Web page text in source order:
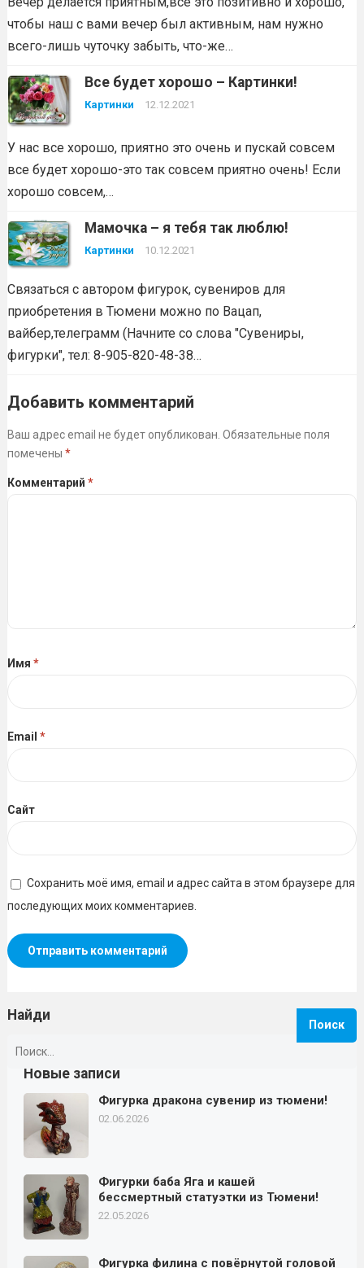
чтобы наш с вами вечер был активным, нам нужно
всего-лишь чуточку забыть, что-же…
Все будет хорошо – Картинки!
Картинки 12.12.2021
У нас все хорошо, приятно это очень и пускай совсем
все будет хорошо-это так совсем приятно очень! Если
хорошо совсем,…
Мамочка – я тебя так люблю!
Картинки 10.12.2021
Связаться с автором фигурок, сувениров для
приобретения в Тюмени можно по Вацап,
вайбер,телеграмм (Начните со слова "Сувениры,
фигурки", тел: 8-905-820-48-38…
Добавить комментарий
Ваш адрес email не будет опубликован. Обязательные поля
помечены *
Комментарий *
Имя *
Email *
Сайт
Сохранить моё имя, email и адрес сайта в этом браузере для
последующих моих комментариев.
Найди
Новые записи
Фигурка дракона сувенир из тюмени!
02.06.2026
Фигурки баба Яга и кашей
бессмертный статуэтки из Тюмени!
22.05.2026
Фигурка филина с повёрнутой головой